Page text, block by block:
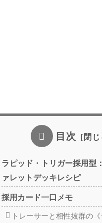
目次
ラピッド・トリガー採用型
ァレットデッキレシピ
採用カード一口メモ
トレーサーと相性抜群の